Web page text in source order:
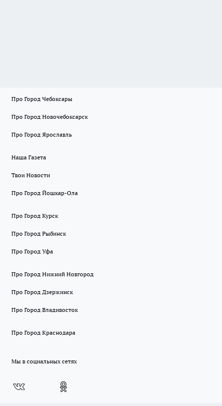
Про Город Чебоксары
Про Город Новочебоксарск
Про Город Ярославль
Наша Газета
Твои Новости
Про Город Йошкар-Ола
Про Город Курск
Про Город Рыбинск
Про Город Уфа
Про Город Нижний Новгород
Про Город Дзержинск
Про Город Владивосток
Про Город Краснодара
Мы в социальных сетях